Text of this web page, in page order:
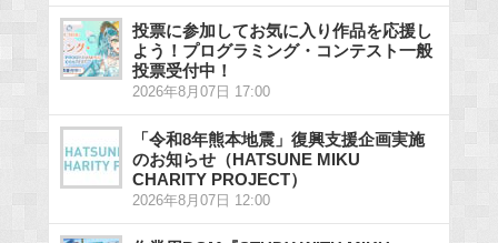
投票に参加してお気に入り作品を応援し
よう！プログラミング・コンテスト一般
投票受付中！
2026年8月07日 17:00
「令和8年熊本地震」復興支援企画実施
のお知らせ（HATSUNE MIKU
CHARITY PROJECT）
2026年8月07日 12:00